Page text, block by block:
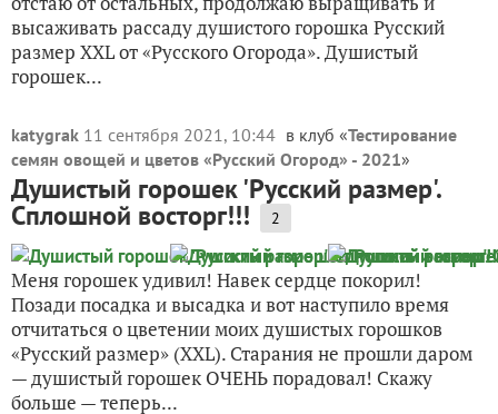
высаживать рассаду душистого горошка Русский
размер XXL от «Русского Огорода». Душистый
горошек...
katygrak 11 сентября 2021, 10:44 в клуб «Тестирование
семян овощей и цветов «Русский Огород» - 2021»
Душистый горошек 'Русский размер'.
Сплошной восторг!!! 2
Меня горошек удивил! Навек сердце покорил!
Позади посадка и высадка и вот наступило время
отчитаться о цветении моих душистых горошков
«Русский размер» (XXL). Старания не прошли даром
— душистый горошек ОЧЕНЬ порадовал! Скажу
больше — теперь...